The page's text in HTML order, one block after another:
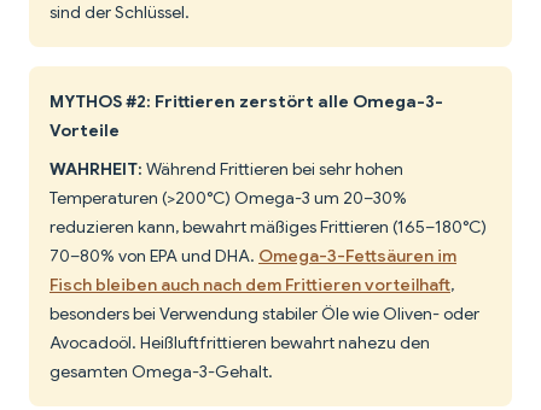
sind der Schlüssel.
MYTHOS #2: Frittieren zerstört alle Omega-3-
Vorteile
WAHRHEIT: Während Frittieren bei sehr hohen
Temperaturen (>200°C) Omega-3 um 20–30%
reduzieren kann, bewahrt mäßiges Frittieren (165–180°C)
70–80% von EPA und DHA. Omega-3-Fettsäuren im
Fisch bleiben auch nach dem Frittieren vorteilhaft,
besonders bei Verwendung stabiler Öle wie Oliven- oder
Avocadoöl. Heißluftfrittieren bewahrt nahezu den
gesamten Omega-3-Gehalt.